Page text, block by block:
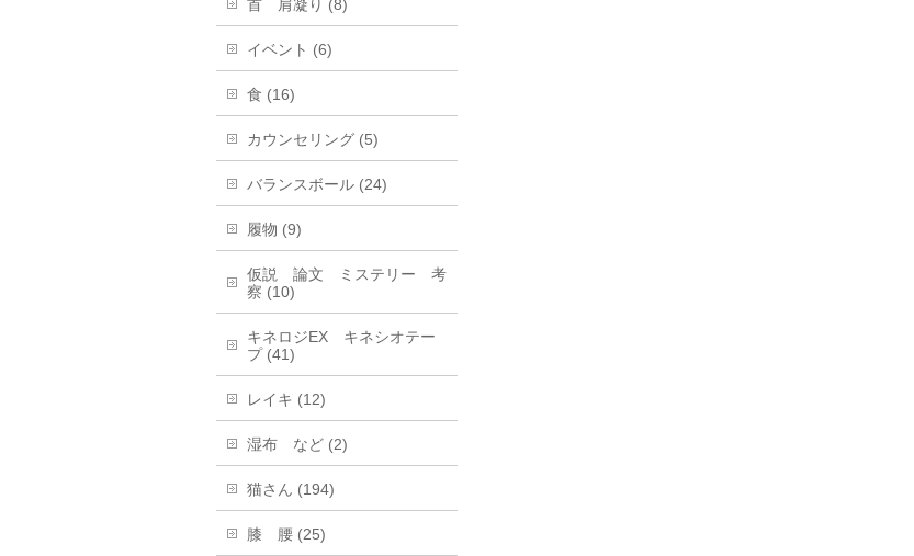
首 肩凝り (8)
イベント (6)
食 (16)
カウンセリング (5)
バランスボール (24)
履物 (9)
仮説 論文 ミステリー 考
察 (10)
キネロジEX キネシオテー
プ (41)
レイキ (12)
湿布 など (2)
猫さん (194)
膝 腰 (25)